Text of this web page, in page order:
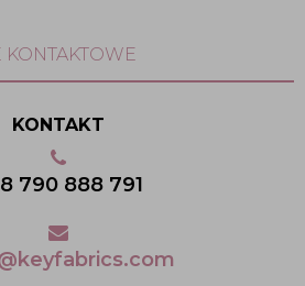
KONTAKT
790 888 791